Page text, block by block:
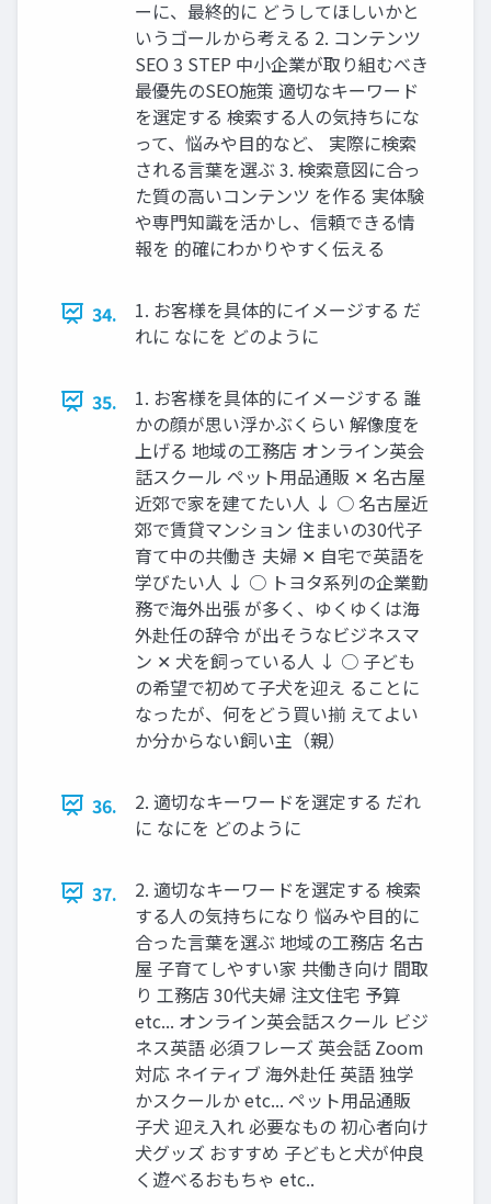
ーに、最終的に どうしてほしいかと
いうゴールから考える 2. コンテンツ
SEO 3 STEP 中小企業が取り組むべき
最優先のSEO施策 適切なキーワード
を選定する 検索する人の気持ちにな
って、悩みや目的など、 実際に検索
される言葉を選ぶ 3. 検索意図に合っ
た質の高いコンテンツ を作る 実体験
や専門知識を活かし、信頼できる情
報を 的確にわかりやすく伝える
34.
1. お客様を具体的にイメージする だ
れに なにを どのように
35.
1. お客様を具体的にイメージする 誰
かの顔が思い浮かぶくらい 解像度を
上げる 地域の工務店 オンライン英会
話スクール ペット用品通販 ✕ 名古屋
近郊で家を建てたい人 ↓ ○ 名古屋近
郊で賃貸マンション 住まいの30代子
育て中の共働き 夫婦 ✕ 自宅で英語を
学びたい人 ↓ ○ トヨタ系列の企業勤
務で海外出張 が多く、ゆくゆくは海
外赴任の辞令 が出そうなビジネスマ
ン ✕ 犬を飼っている人 ↓ ○ 子ども
の希望で初めて子犬を迎え ることに
なったが、何をどう買い揃 えてよい
か分からない飼い主（親）
36.
2. 適切なキーワードを選定する だれ
に なにを どのように
37.
2. 適切なキーワードを選定する 検索
する人の気持ちになり 悩みや目的に
合った言葉を選ぶ 地域の工務店 名古
屋 子育てしやすい家 共働き向け 間取
り 工務店 30代夫婦 注文住宅 予算
etc... オンライン英会話スクール ビジ
ネス英語 必須フレーズ 英会話 Zoom
対応 ネイティブ 海外赴任 英語 独学
かスクールか etc... ペット用品通販
子犬 迎え入れ 必要なもの 初心者向け
犬グッズ おすすめ 子どもと犬が仲良
く遊べるおもちゃ etc..